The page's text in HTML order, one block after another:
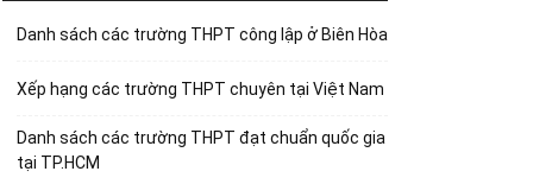
Danh sách các trường THPT công lập ở Biên Hòa
Xếp hạng các trường THPT chuyên tại Việt Nam
Danh sách các trường THPT đạt chuẩn quốc gia
tại TP.HCM